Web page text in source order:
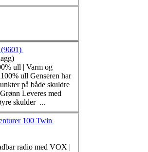
har
på både skuldre
og albuer Farge: Grønn Leveres med
flagg på høyre skulder ...
100 Twin
radio med VOX |